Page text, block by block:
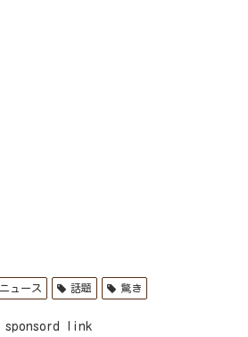
ニュース 話題 驚き
sponsord link